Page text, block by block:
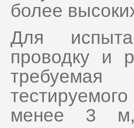
более
Для
проводку и
менее 3 м,